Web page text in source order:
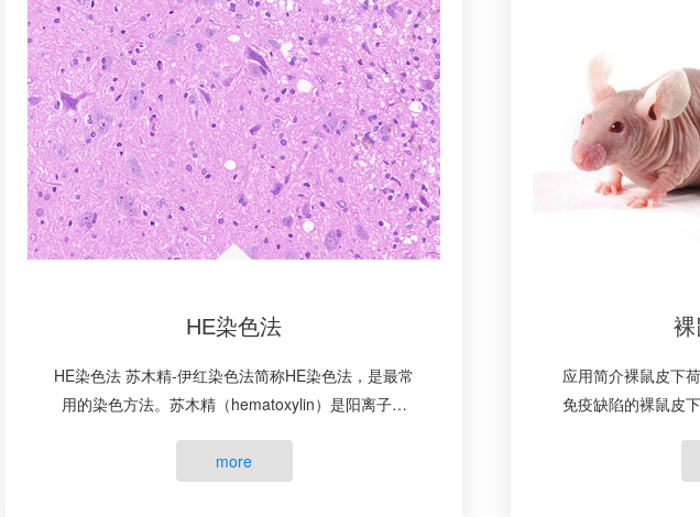
HE染色法
HE染色法 苏木精-伊红染色法简称HE染色法，是最常
用的染色方法。苏木精（hematoxylin）是阳离子染
（eosin）是阴离子染料，···
more
裸
应用简介裸鼠皮下
免疫缺陷的裸鼠皮
研究